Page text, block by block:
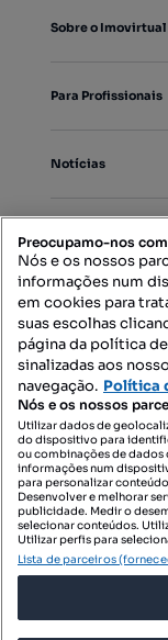
Sobre o Imovirtual
Para Profissionais
Notícias
Mapa do Site
Contacte-nos
Preocupamo-nos
Nós e os nossos
informações num
em cookies para
suas escolhas
página da política
sinalizadas aos
navegação. Política
Nós e os nossos
Utilizar dados de
do dispositivo para
ou combinações de dados
informações num
para personalizar
Desenvolver e melhorar
publicidade. Medir o
selecionar conteúdos.
Utilizar perfis para
Lista de parceiros